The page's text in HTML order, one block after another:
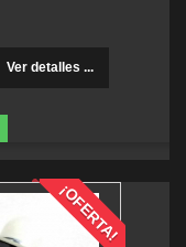
Ver detalles ...
¡OFERTA!